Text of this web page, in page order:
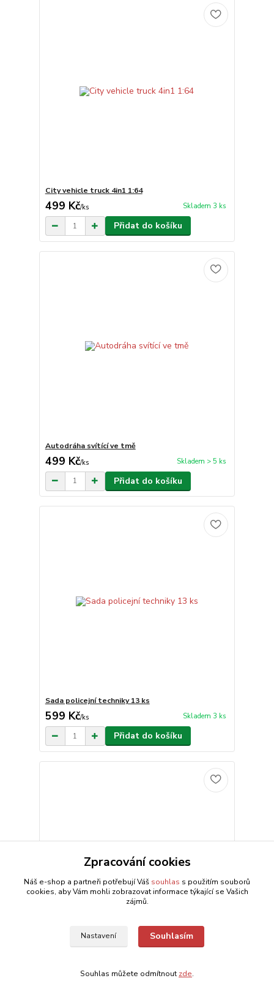
City vehicle truck 4in1 1:64
499 Kč/ks Skladem 3 ks
Přidat do košíku
Autodráha svítící ve tmě
499 Kč/ks Skladem > 5 ks
Přidat do košíku
Sada policejní techniky 13 ks
599 Kč/ks Skladem 3 ks
Přidat do košíku
ks Skladem 2 ks
Zpracování cookies
Náš e-shop a partneři potřebují Váš souhlas s použitím souborů
cookies, aby Vám mohli zobrazovat informace týkající se Vašich
zájmů.
Nastavení Souhlasím
Souhlas můžete odmítnout zde.